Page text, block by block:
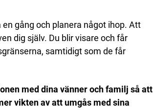
gång och planera något ihop. Att
dig själv. Du blir visare och får
samtidigt som de får
med dina vänner och familj så att
vikten av att umgås med sina